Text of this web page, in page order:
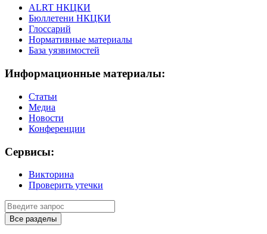
ALRT НКЦКИ
Бюллетени НКЦКИ
Глоссарий
Нормативные материалы
База уязвимостей
Информационные материалы:
Статьи
Медиа
Новости
Конференции
Сервисы:
Викторина
Проверить утечки
Все разделы